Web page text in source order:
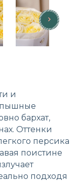
и
пышные
бархат,
Оттенки
персика
поистине
подходя